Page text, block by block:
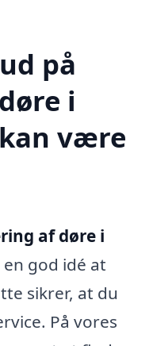
på
i
være
af døre i
god idé at
sikrer, at du
På vores